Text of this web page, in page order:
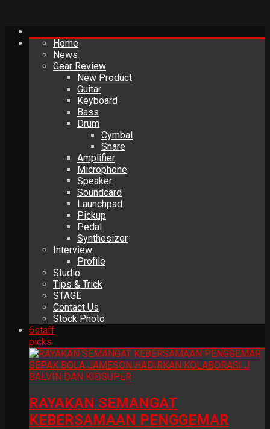
Home
News
Gear Review
New Product
Guitar
Keyboard
Bass
Drum
Cymbal
Snare
Amplifier
Microphone
Speaker
Soundcard
Launchpad
Pickup
Pedal
Synthesizer
Interview
Profile
Studio
Tips & Trick
STAGE
Contact Us
Stock Photo
6staff
picks
RAYAKAN SEMANGAT
KEBERSAMAAN PENGGEMAR